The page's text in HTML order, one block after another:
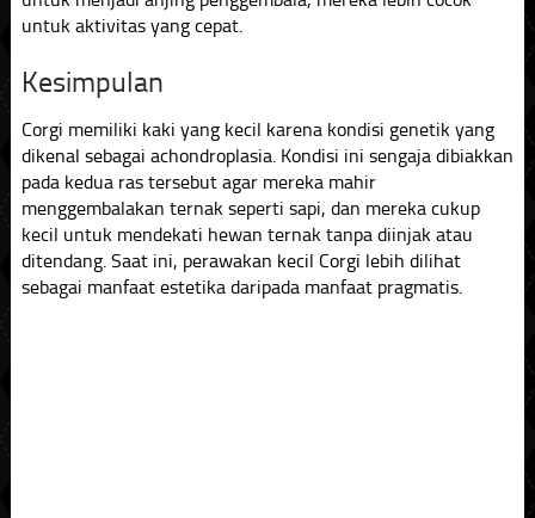
untuk aktivitas yang cepat.
Kesimpulan
Corgi memiliki kaki yang kecil karena kondisi genetik yang
dikenal sebagai achondroplasia. Kondisi ini sengaja dibiakkan
pada kedua ras tersebut agar mereka mahir
menggembalakan ternak seperti sapi, dan mereka cukup
kecil untuk mendekati hewan ternak tanpa diinjak atau
ditendang. Saat ini, perawakan kecil Corgi lebih dilihat
sebagai manfaat estetika daripada manfaat pragmatis.